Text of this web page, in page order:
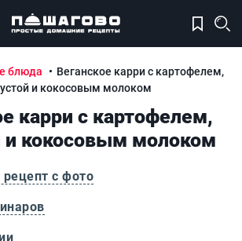
блюда
Веганское карри с картофелем,
и кокосовым молоком
карри с картофелем,
и кокосовым молоком
с фото